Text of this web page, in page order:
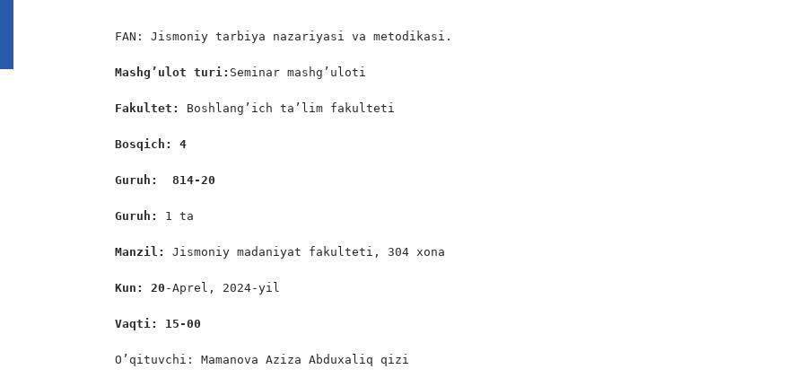
FAN: Jismoniy tarbiya nazariyasi va metodikasi.
Mashg’ulot turi: Seminar mashg’uloti
Fakultet: Boshlang’ich ta’lim fakulteti
Bosqich: 4
Guruh:  814-20
Guruh: 1 ta
Manzil: Jismoniy madaniyat fakulteti, 304 xona
Kun: 20 -Aprel, 2024-yil
Vaqti: 15-00
O’qituvchi: Mamanova Aziza Abduxaliq qizi